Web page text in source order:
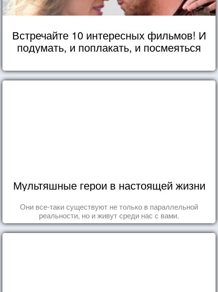
Встречайте 10 интересных фильмов! И
подумать, и поплакать, и посмеяться
Мультяшные герои в настоящей жизни
Они все-таки существуют не только в параллельной
реальности, но и живут среди нас с вами.